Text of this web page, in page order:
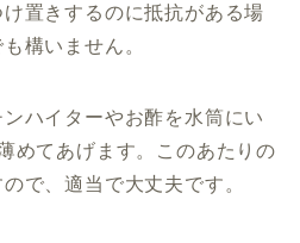
置きするのに抵抗がある場
も構いません。
ハイターやお酢を水筒にい
めてあげます。このあたりの
で、適当で大丈夫です。